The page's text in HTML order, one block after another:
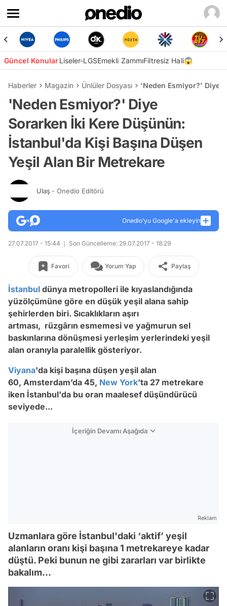
Güncel KonularLiseler-LGSEmekli ZammıFiltresiz Hali😱
Haberler Magazin Ünlüler Dosyası 'Neden Esmiyor?' Diye
'Neden Esmiyor?' Diye
Sorarken İki Kere Düşünün:
İstanbul'da Kişi Başına Düşen
Yeşil Alan Bir Metrekare
Ulaş - Onedio Editörü
Onedio’yu Google'a ekleyin
27.07.2017 - 15:44 Son Güncelleme: 29.07.2017 - 18:29
Favori Yorum Yap Paylaş
İstanbul dünya metropolleri ile kıyaslandığında
yüzölçümüne göre en düşük yeşil alana sahip
şehirlerden biri. Sıcaklıkların aşırı
artması, rüzgârın esmemesi ve yağmurun sel
baskınlarına dönüşmesi yerleşim yerlerindeki yeşil
alan oranıyla paralellik gösteriyor.
Viyana'da kişi başına düşen yeşil alan
60, Amsterdam’da 45, New York’ta 27 metrekare
iken İstanbul'da bu oran maalesef düşündürücü
seviyede...
İçeriğin Devamı Aşağıda
Reklam
Uzmanlara göre İstanbul'daki ‘aktif’ yeşil
alanların oranı kişi başına 1 metrekareye kadar
düştü. Peki bunun ne gibi zararları var birlikte
bakalım...